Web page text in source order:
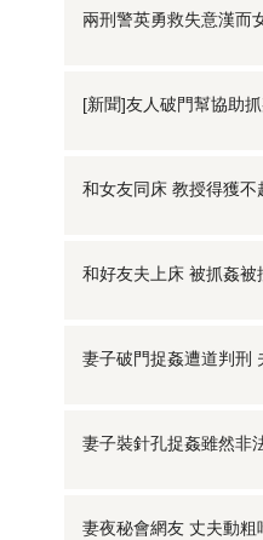
兩刑警英勇救失意漢而
[新聞]友人破門幫協助
和女友同床 教授得獲不
和好友夫上床 被抓姦被
妻子破門捉姦遭道判刑
妻子裝針孔捉姦雖然非
妻夜秘會網友 丈夫動粗